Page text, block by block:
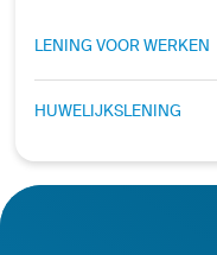
LENING VOOR WERKEN
HUWELIJKSLENING